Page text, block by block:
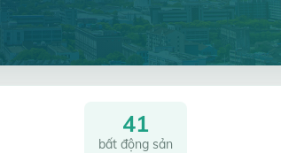
41
bất động sản